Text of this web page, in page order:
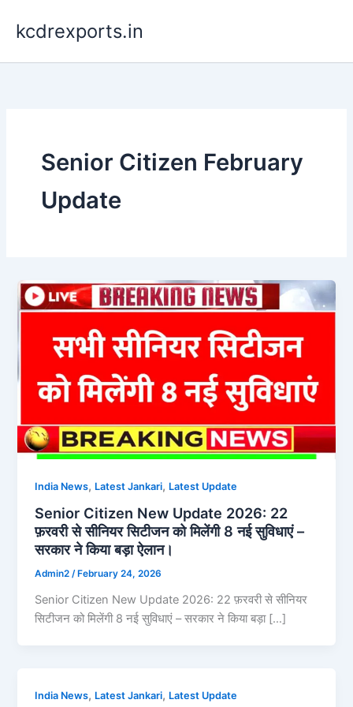
kcdrexports.in
Senior Citizen February
Update
India News, Latest Jankari, Latest Update
Senior Citizen New Update 2026: 22
फ़रवरी से सीनियर सिटीजन को मिलेंगी 8 नई सुविधाएं –
सरकार ने किया बड़ा ऐलान।
Admin2/ February 24, 2026
Senior Citizen New Update 2026: 22 फ़रवरी से सीनियर
सिटीजन को मिलेंगी 8 नई सुविधाएं – सरकार ने किया बड़ा […]
India News, Latest Jankari, Latest Update